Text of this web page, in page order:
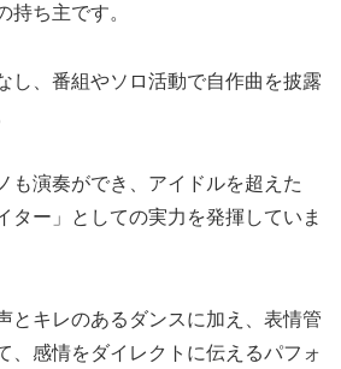
持ち主です。
し、番組やソロ活動で自作曲を披露
も演奏ができ、アイドルを超えた
ター」としての実力を発揮していま
とキレのあるダンスに加え、表情管
、感情をダイレクトに伝えるパフォ